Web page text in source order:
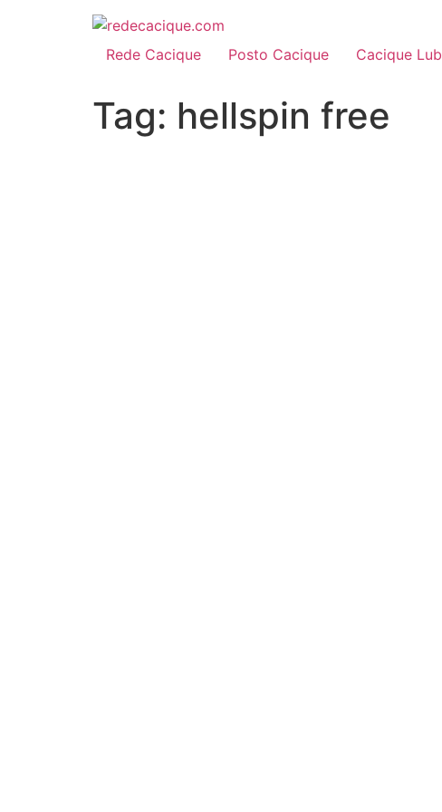
Rede Cacique Posto Cacique Cacique Lub
Tag: hellspin free